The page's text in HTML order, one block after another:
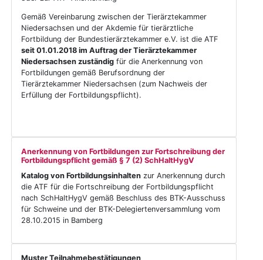
Gemäß Vereinbarung zwischen der Tierärztekammer
Niedersachsen und der Akdemie für tierärztliche
Fortbildung der Bundestierärztekammer e.V. ist die ATF
seit 01.01.2018 im Auftrag der Tierärztekammer
Niedersachsen zuständig für die Anerkennung von
Fortbildungen gemäß Berufsordnung der
Tierärztekammer Niedersachsen (zum Nachweis der
Erfüllung der Fortbildungspflicht).
Anerkennung von Fortbildungen zur Fortschreibung der
Fortbildungspflicht gemäß § 7 (2) SchHaltHygV
Katalog von Fortbildungsinhalten zur Anerkennung durch
die ATF für die Fortschreibung der Fortbildungspflicht
nach SchHaltHygV gemäß Beschluss des BTK-Ausschuss
für Schweine und der BTK-Delegiertenversammlung vom
28.10.2015 in Bamberg
Muster Teilnahmebestätigungen